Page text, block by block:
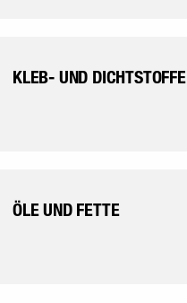
KLEB- UND DICHTSTOFFE
ÖLE UND FETTE